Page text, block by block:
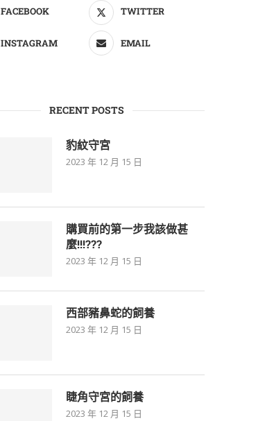
FACEBOOK TWITTER
INSTAGRAM EMAIL
RECENT POSTS
豹紋守宮
2023 年 12 月 15 日
購買前的第一步我該做甚
麼!!!???
2023 年 12 月 15 日
西部豬鼻蛇的飼養
2023 年 12 月 15 日
睫角守宮的飼養
2023 年 12 月 15 日